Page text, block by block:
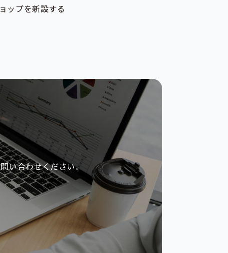
ップを新設する
い合わせください。